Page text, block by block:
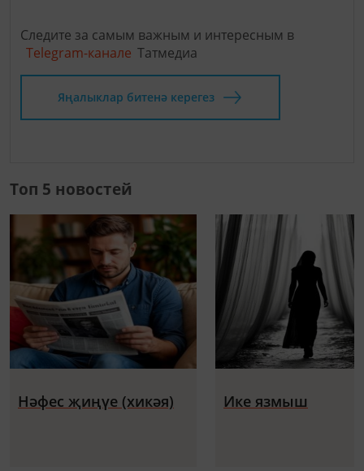
Следите за самым важным и интересным в
Telegram-канале Татмедиа
Яңалыклар битенә керегез
Топ 5 новостей
Нәфес җиңүе (хикәя) Ике язмыш